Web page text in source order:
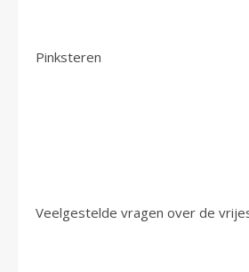
Pinksteren
Veelgestelde vragen over de